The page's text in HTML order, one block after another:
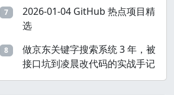
7
2026-01-04 GitHub 热点项目精
选
8
做京东关键字搜索系统 3 年，被
接口坑到凌晨改代码的实战手记